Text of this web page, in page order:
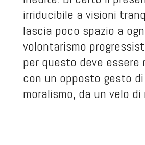
irriducibile a visioni
lascia poco spazio a
volontarismo
per questo deve essere
con un opposto gesto
moralismo, da un velo